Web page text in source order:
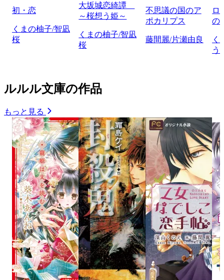
初・恋
くまの柚子/智凪
桜
大坂城恋綺譚
～桜想う姫～
くまの柚子/智凪
桜
不思議の国のア
ポカリプス
藤間麗/片瀬由良
ロ
の
く
う
ルルル文庫の作品
もっと見る